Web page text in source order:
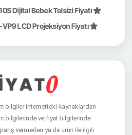
Dijital Bebek Telsizi Fiyatı
LCD Projeksiyon Fiyatı
bilgiler internetteki kaynaklardan
bilgilerinde ve fiyat bilgilerinde
vermeden ya da ürün ile ilgili